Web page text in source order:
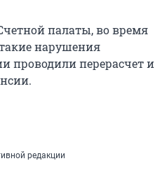
палаты, во время
нарушения
проводили перерасчет и
редакции